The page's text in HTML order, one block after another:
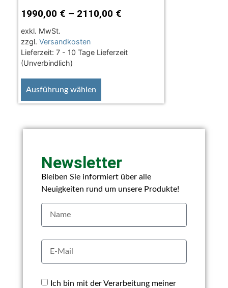
1990,00 € – 2110,00 €
exkl. MwSt.
zzgl. Versandkosten
Lieferzeit: 7 - 10 Tage Lieferzeit
(Unverbindlich)
Ausführung wählen
Newsletter
Bleiben Sie informiert über alle
Neuigkeiten rund um unsere Produkte!
Ich bin mit der Verarbeitung meiner